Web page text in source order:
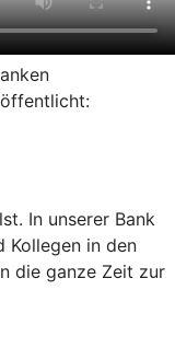
In unserer Bank
Kollegen in den
die ganze Zeit zur